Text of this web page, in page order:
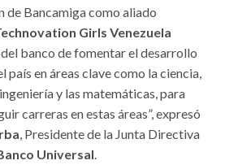
de Bancamiga como aliado
Girls Venezuela
banco de fomentar el desarrollo
país en áreas clave como la ciencia,
y las matemáticas, para
carreras en estas áreas”, expresó
, Presidente de la Junta Directiva
Universal.